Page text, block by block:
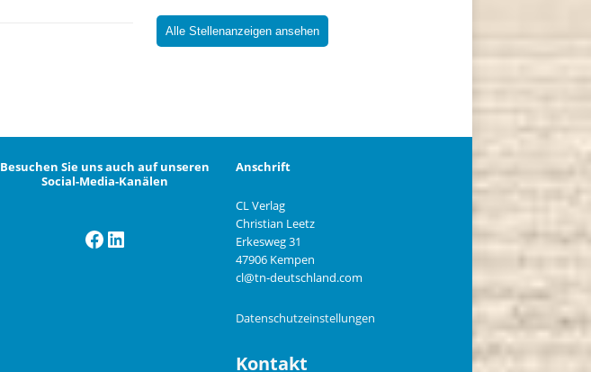
Alle Stellenanzeigen ansehen
Besuchen Sie uns auch auf unseren
Social-Media-Kanälen
Facebook
LinkedIn
Anschrift
CL Verlag
Christian Leetz
Erkesweg 31
47906 Kempen
cl@tn-deutschland.com
Datenschutzeinstellungen
Kontakt